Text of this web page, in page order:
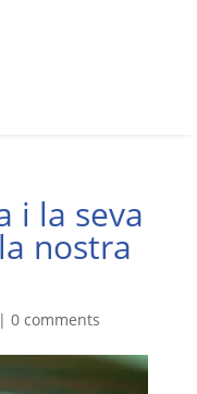
i la seva
nostra
| 0 comments